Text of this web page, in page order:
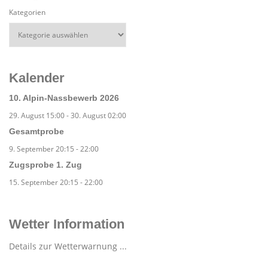
Kategorien
Kalender
10. Alpin-Nassbewerb 2026
29. August 15:00-30. August 02:00
Gesamtprobe
9. September 20:15 -22:00
Zugsprobe 1. Zug
15. September 20:15 -22:00
Wetter Information
Details zur Wetterwarnung ...